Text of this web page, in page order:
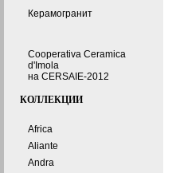
Керамогранит
Cooperativa Ceramica
d'Imola
на CERSAIE-2012
КОЛЛЕКЦИИ
Africa
Aliante
Andra